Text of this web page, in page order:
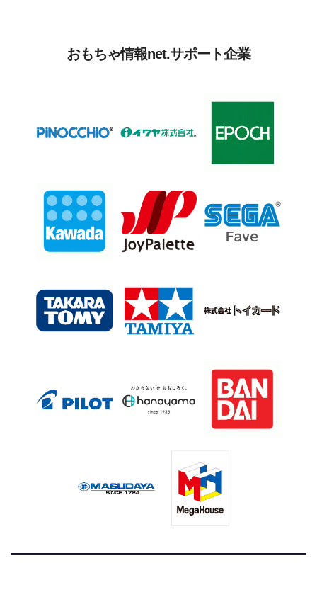
おもちゃ情報net.サポート企業